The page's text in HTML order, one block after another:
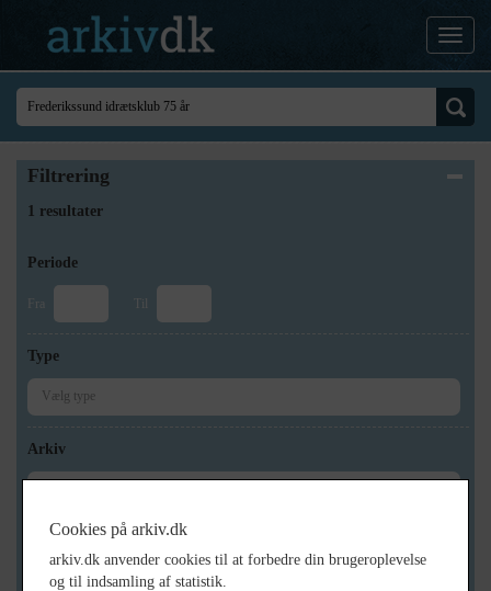
Filtrering
1 resultater
Periode
Fra Til
Type
Arkiv
Geografi
Cookies på arkiv.dk
arkiv.dk anvender cookies til at forbedre din brugeroplevelse
og til indsamling af statistik.